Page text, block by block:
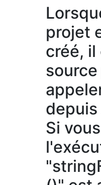
projet
créé, il
depuis
Si vous